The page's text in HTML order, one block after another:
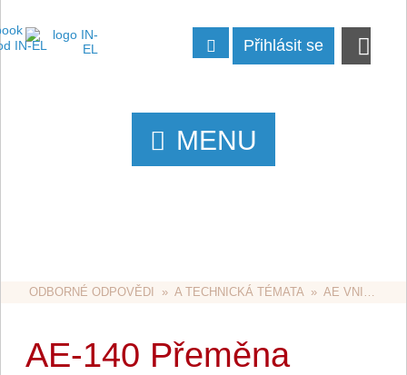
Přihlásit se
MENU
ODBORNÉ ODPOVĚDI
  »
A TECHNICKÁ TÉMATA
  »
AE VNITŘNÍ ROZVODY
AE-140 Přeměna